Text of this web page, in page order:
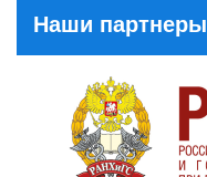
Наши партнеры